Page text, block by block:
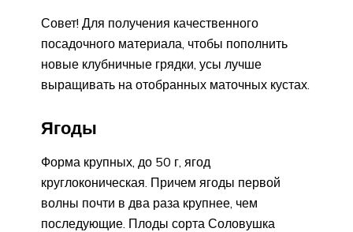
Совет! Для получения качественного
посадочного материала, чтобы пополнить
новые клубничные грядки, усы лучше
выращивать на отобранных маточных кустах.
Ягоды
Форма крупных, до 50 г, ягод
круглоконическая. Причем ягоды первой
волны почти в два раза крупнее, чем
последующие. Плоды сорта Соловушка